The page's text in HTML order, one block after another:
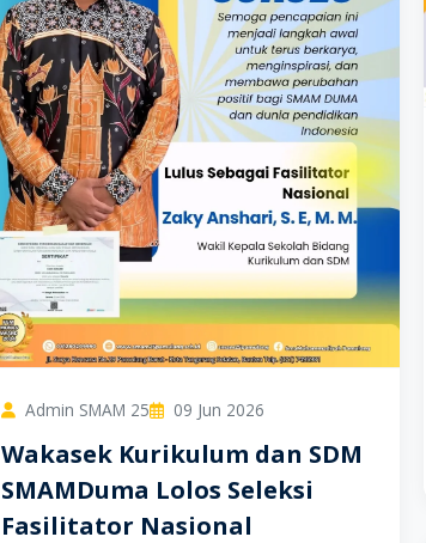
Admin SMAM 25 09 Jun 2026
Wakasek Kurikulum dan SDM
SMAMDuma Lolos Seleksi
Fasilitator Nasional